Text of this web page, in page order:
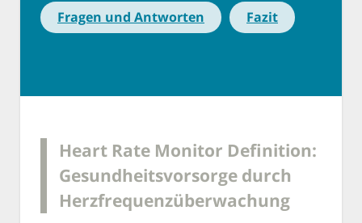
Fragen und Antworten Fazit
Heart Rate Monitor Definition:
Gesundheitsvorsorge durch
Herzfrequenzüberwachung